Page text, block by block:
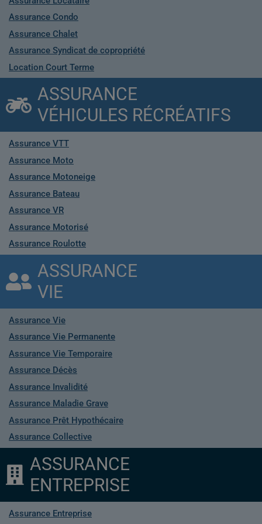
Assurance Condo
Assurance Chalet
Assurance Syndicat de copropriété
Location Court Terme
ASSURANCE
VÉHICULES RÉCRÉATIFS
Assurance VTT
Assurance Moto
Assurance Motoneige
Assurance Bateau
Assurance VR
Assurance Motorisé
Assurance Roulotte
ASSURANCE
VIE
Assurance Vie
Assurance Vie Permanente
Assurance Vie Temporaire
Assurance Décès
Assurance Invalidité
Assurance Maladie Grave
Assurance Prêt Hypothécaire
Assurance Collective
ASSURANCE
ENTREPRISE
Assurance Entreprise